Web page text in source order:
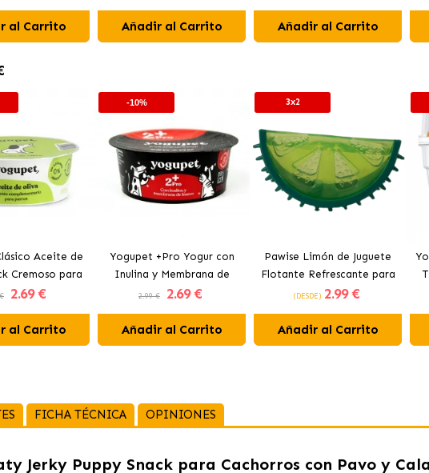
al Carrito Añadir al Carrito Añadir al Carrito
Aceite de
Cremoso para
Perros
2.69 €
al Carrito
-10%
Yogupet +Pro Yogur con
Inulina y Membrana de
Huevo para Perros y Gatos
2.99 € 2.69 €
Añadir al Carrito
3x2
Pawise Limón de Juguete
Flotante Refrescante para
Perros 12 cm
(DESDE) 2.99 €
Añadir al Carrito
FICHA TÉCNICA OPINIONES
Jerky Puppy Snack para Cachorros con Pavo y